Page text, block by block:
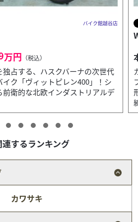
バイク館越谷店
万円 （税込）
独占する、ハスクバーナの次世代
イク「ヴィットピレン400」！シ
前衛的な北欧インダストリアルデ
するランキング
カワサキ